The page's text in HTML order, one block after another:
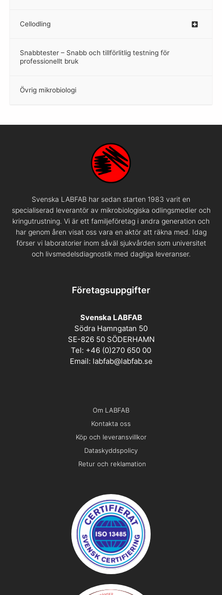
Cellodling
–
Snabbtester – Snabb och tillförlitlig testning för
professionellt bruk
–
Övrig mikrobiologi
–
Svenska LABFAB har sedan starten 1983 varit en
specialiserad leverantör av mikrobiologiska odlingsmedier och
kringutrustning. Vi är ett familjeföretag i andra generation och
har genom åren visat oss vara en aktör att räkna med. Idag
förser vi laboratorier inom såväl sjukvården som universitet
och livsmedelsdiagnostik med dagliga leveranser.
Företagsuppgifter
Svenska LABFAB
Södra Hamngatan 50
SE-826 50 SÖDERHAMN
Tel: +46 (0)270 650 00
Email: labfab@labfab.se
Om LABFAB
Kontakta oss
Köp och leveransvillkor
Dataskyddspolicy
Retur och reklamation